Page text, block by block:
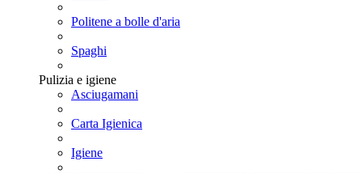
Politene a bolle d'aria
Spaghi
Pulizia e igiene
Asciugamani
Carta Igienica
Igiene